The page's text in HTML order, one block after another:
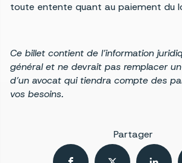
toute entente quant au paiement du
Ce billet contient de l’information
général et ne devrait pas remplacer
d’un avocat qui tiendra compte des
vos besoins.
Partager